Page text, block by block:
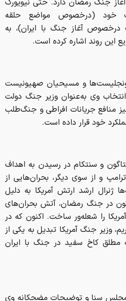
وی به‌عنوان وزیر جنگ دولت
منافع جریانات افراطی و جنگ‌طلب
خود قرار داده است.
و سنتکام در رسیدن به اهداف
و از سوی دیگر، بحران‌هایی از
ژنرال ارشد ارتش آمریکا به دلیل
در جنگ رمضان، آتش بحران‌های
کاخ سفید در جنگ با ایران
سنا و توضیحات مضحکانه وی
حتی با تعجب برخی از
همراه شد. کمتر سناتوری از حزب
از هگست و اقدامات پنتاگون در